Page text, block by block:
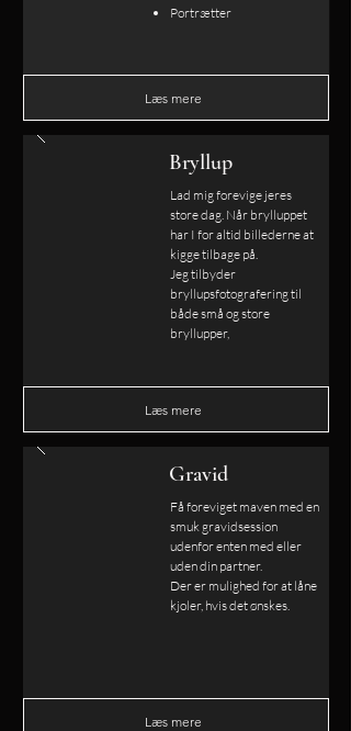
Portrætter
Læs mere
Bryllup
Lad mig forevige jeres
store dag. Når brylluppet
har I for altid billederne at
kigge tilbage på.
Jeg tilbyder
bryllupsfotografering til
både små og store
bryllupper,
Læs mere
Gravid
Få foreviget maven med en
smuk gravidsession
udenfor enten med eller
uden din partner.
Der er mulighed for at låne
kjoler, hvis det ønskes.
Læs mere